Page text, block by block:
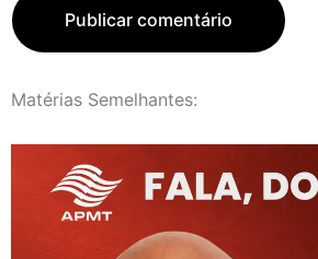
Matérias Semelhantes: